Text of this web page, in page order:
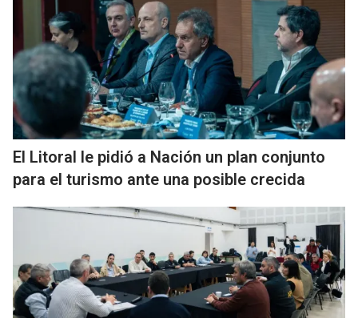
El Litoral le pidió a Nación un plan conjunto
para el turismo ante una posible crecida